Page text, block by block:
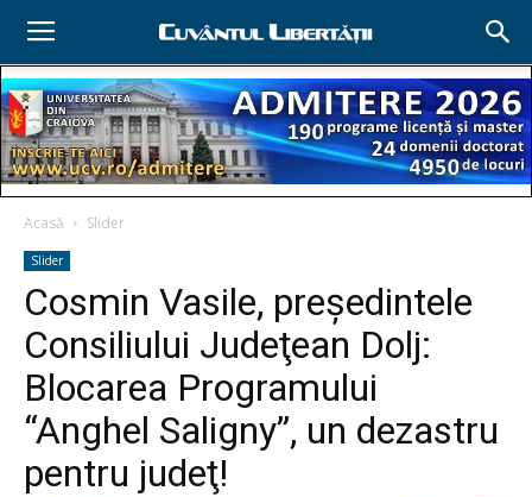
Acasă Slider
Slider
Cosmin Vasile, preşedintele
Consiliului Judeţean Dolj:
Blocarea Programului
“Anghel Saligny”, un dezastru
pentru judeţ!